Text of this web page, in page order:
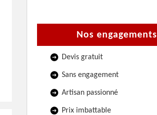
Nos engagements
Devis gratuit
Sans engagement
Artisan passionné
Prix imbattable